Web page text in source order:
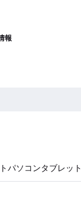
報
パソコンタブレット